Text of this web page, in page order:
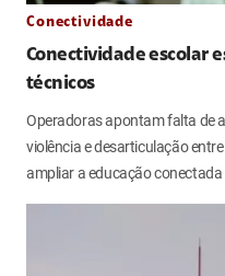
Conectividade
Conectividade escolar
técnicos
Operadoras apontam falta de
violência e desarticulação
ampliar a educação conectada